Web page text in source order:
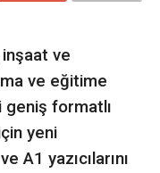
inşaat ve
ve eğitime
formatlı
yeni
A1 yazıcılarını